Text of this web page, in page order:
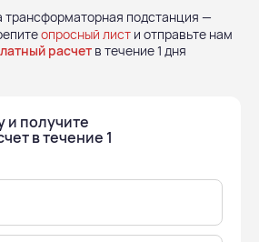
трансформаторная подстанция —
опросный лист и отправьте нам
расчет в течение 1 дня
и получите
в течение 1